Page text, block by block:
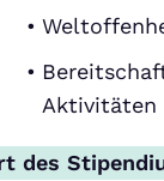
Aktivitäten
des